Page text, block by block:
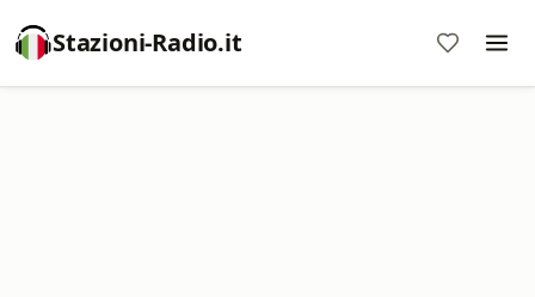
Stazioni-Radio.it